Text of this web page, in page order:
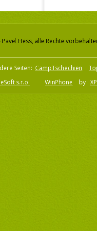
Hess, alle Rechte
Seiten: CampTschechien
s.r.o WinPhone by